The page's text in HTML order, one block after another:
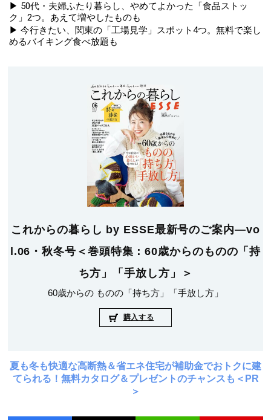
▶ 50代・夫婦ふたり暮らし、やめてよかった「食品ストッ
ク」2つ。あえて増やしたものも
▶ 今行きたい、関東の「工場見学」スポット4つ。無料で楽し
めるバイキング食べ放題も
これからの暮らし by ESSE最新号のご案内―vo
l.06・秋冬号＜巻頭特集：60歳からのものの「持
ち方」「手放し方」＞
60歳からの ものの「持ち方」「手放し方」
購入する
夏も冬も快適な高断熱＆省エネ住宅が補助金でおトクに建
てられる！無料カタログ＆プレゼントのチャンスも＜PR
＞